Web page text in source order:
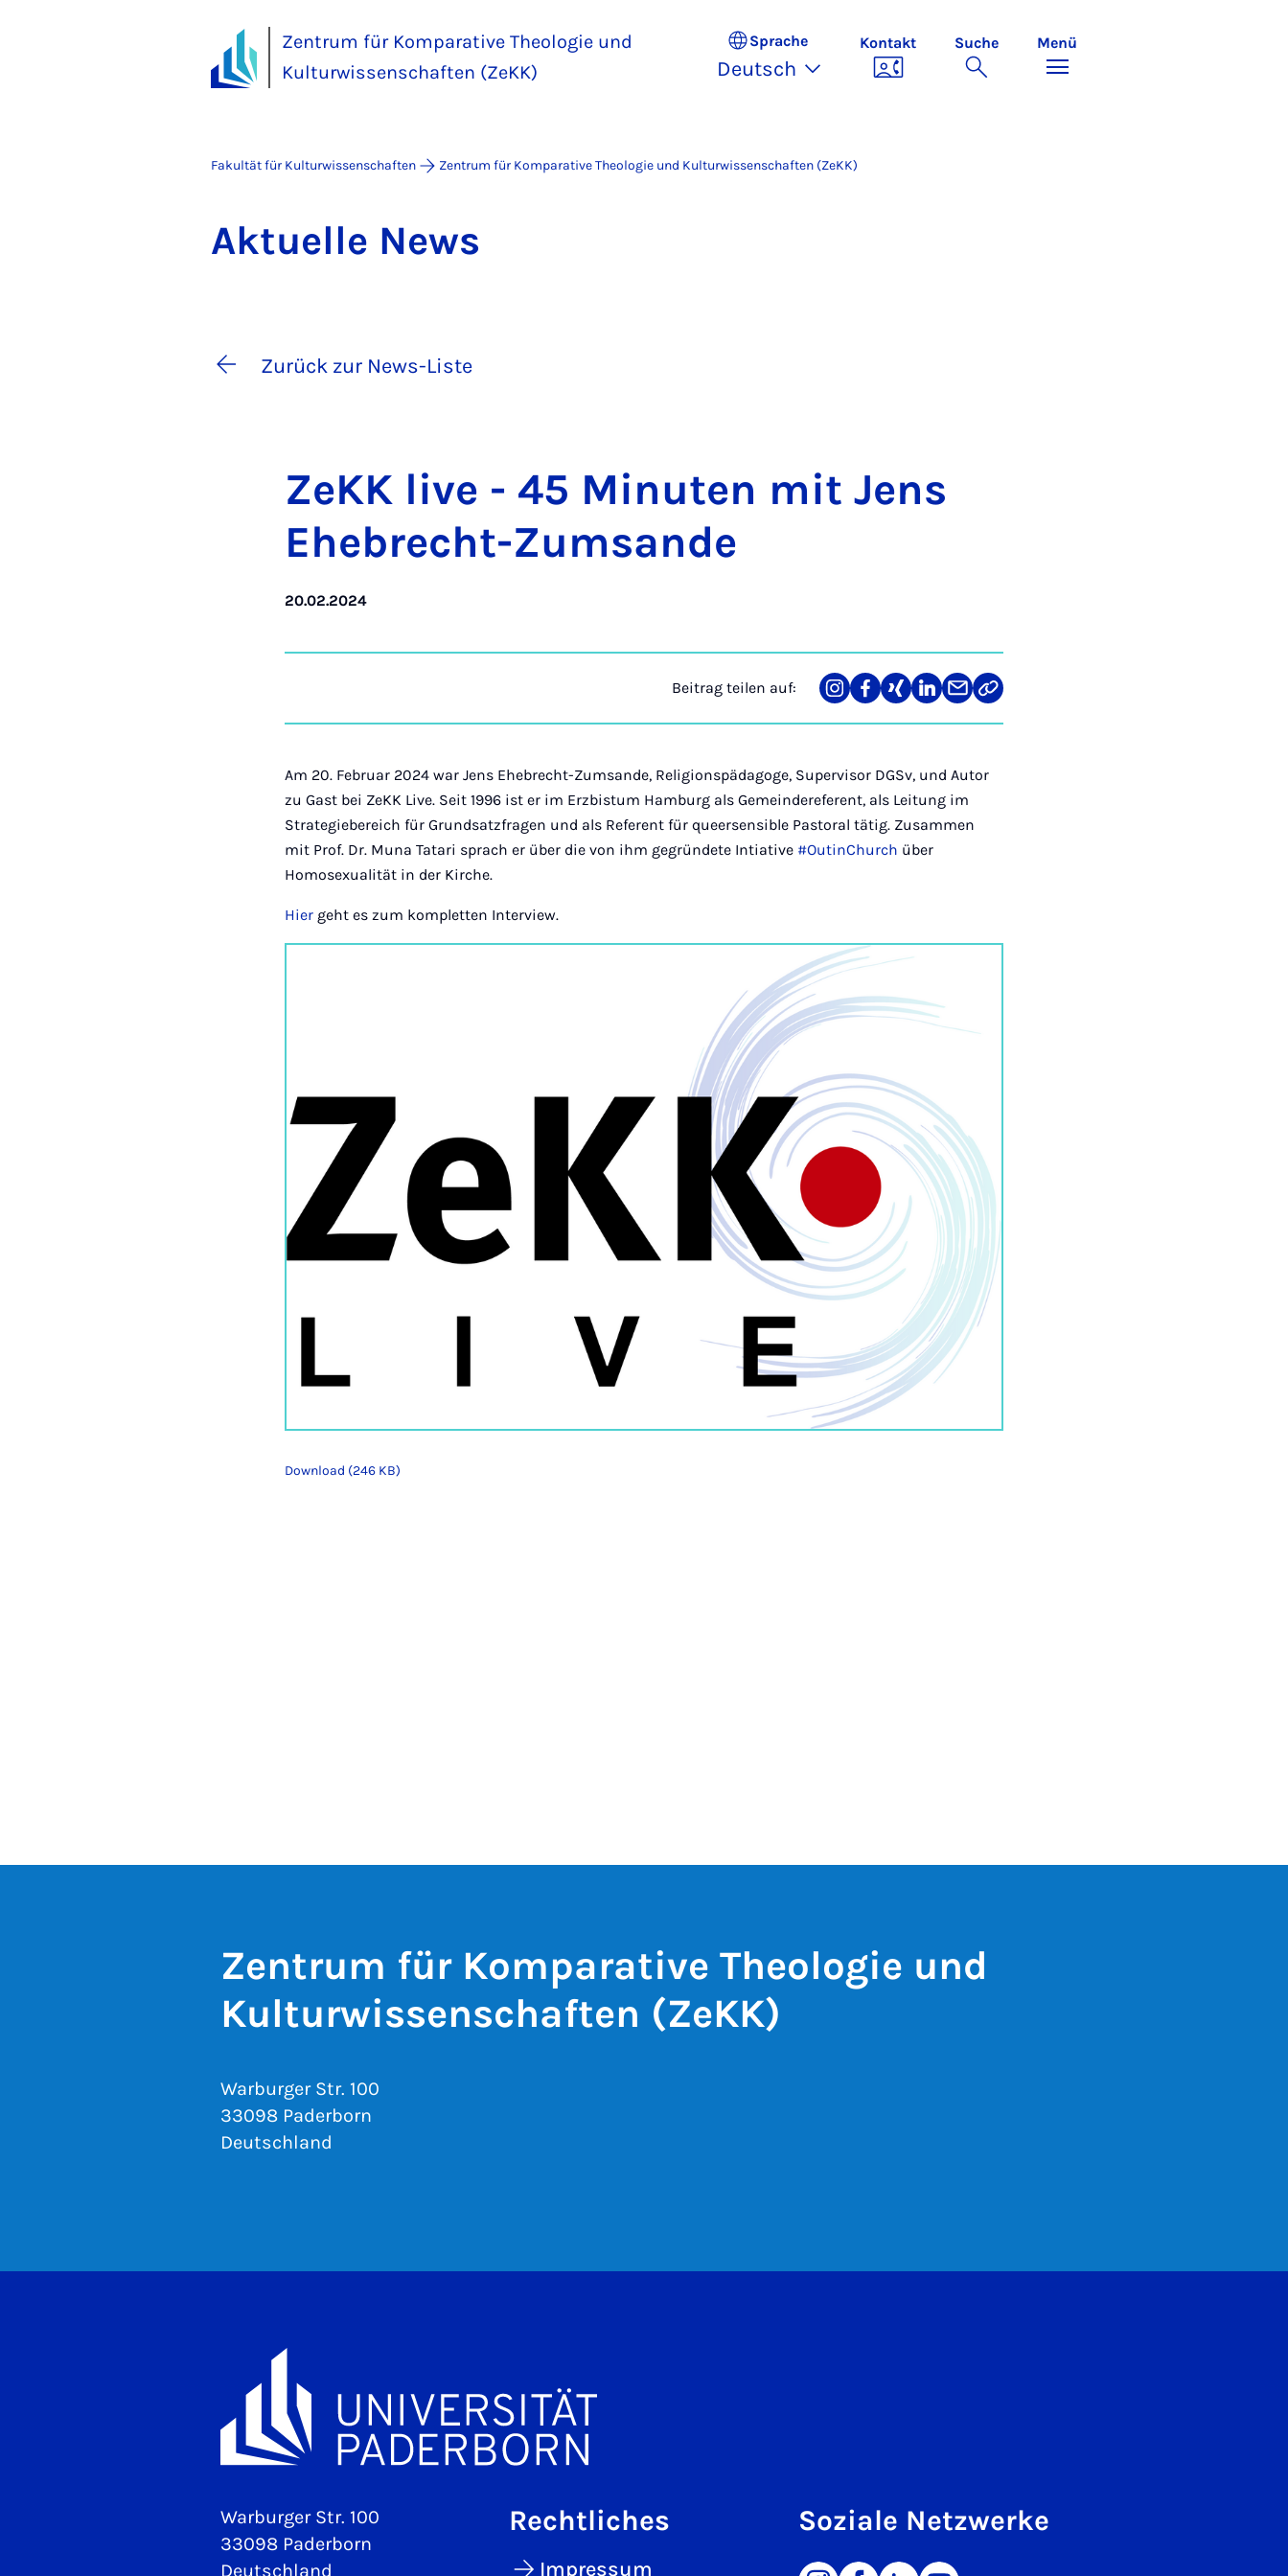
Zentrum für Komparative Theologie und
Kulturwissenschaften (ZeKK)
Sprache
Deutsch
Kontakt Suche Menü
Fakultät für Kulturwissenschaften Zentrum für Komparative Theologie und Kulturwissenschaften (ZeKK)
Ak­tu­el­le News
Zurück zur News-Liste
ZeKK live - 45 Mi­nu­ten mit Jens
Ehe­brecht-Zum­san­de
20.02.2024
Beitrag teilen auf:
Teilen
auf
Teilen
auf
Teilen
auf
Teilen
auf
Teilen
über
Mail
Link
kopieren
Am 20. Februar 2024 war Jens Ehebrecht-Zumsande, Religionspädagoge, Supervisor DGSv, und Autor
zu Gast bei ZeKK Live. Seit 1996 ist er im Erzbistum Hamburg als Gemeindereferent, als Leitung im
Strategiebereich für Grundsatzfragen und als Referent für queersensible Pastoral tätig. Zusammen
mit Prof. Dr. Muna Tatari sprach er über die von ihm gegründete Intiative #OutinChurch über
Homosexualität in der Kirche.
Hier geht es zum kompletten Interview.
Download (246 KB)
Zentrum für Komparative Theologie und
Kulturwissenschaften (ZeKK)
Warburger Str. 100
33098 Paderborn
Deutschland
Warburger Str. 100
33098 Paderborn
Deutschland
Rechtliches
Impressum
Soziale Netzwerke